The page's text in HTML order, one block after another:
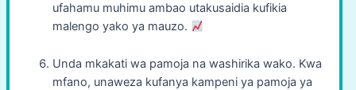
ufahamu muhimu ambao utakusaidia kufikia
malengo yako ya mauzo.
Unda mkakati wa pamoja na washirika wako. Kwa
mfano, unaweza kufanya kampeni ya pamoja ya